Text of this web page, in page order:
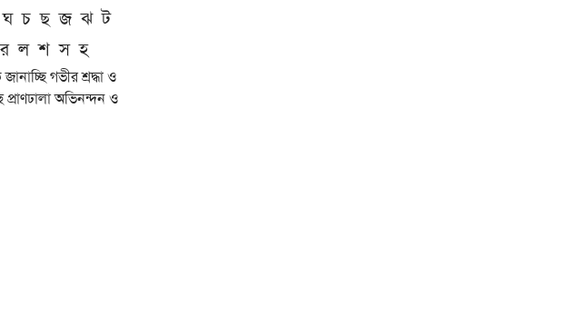
ঘ চ ছ জ ঝ ট
র ল শ স হ
গভীর শ্রদ্ধা ও
অভিনন্দন ও